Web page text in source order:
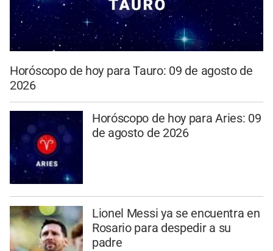
Horóscopo de hoy para Tauro: 09 de agosto de
2026
Horóscopo de hoy para Aries: 09
de agosto de 2026
Lionel Messi ya se encuentra en
Rosario para despedir a su
padre